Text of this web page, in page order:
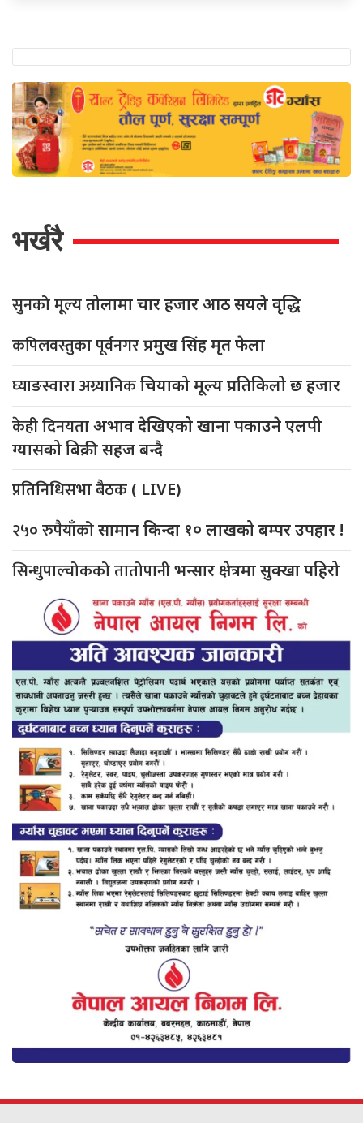
भर्खरै
सुनको मूल्यतोलामा चार हजार आठ सयले वृद्धि
कपिलवस्तुका पूर्वनगरप्रमुख सिंह मृत फेला
घ्याङस्वारा अग्र्यानिकचियाको मूल्य प्रतिकिलो छ हजार
केही दिनयताअभाव देखिएको खाना पकाउने एलपी
ग्यासको बिक्री सहज बन्दै
प्रतिनिधिसभा बैठक ( LIVE)
२५० रुपैयाँकोसामान किन्दा १० लाखको बम्पर उपहार !
सिन्धुपाल्चोकको तातोपानीभन्सार क्षेत्रमा सुक्खा पहिरो